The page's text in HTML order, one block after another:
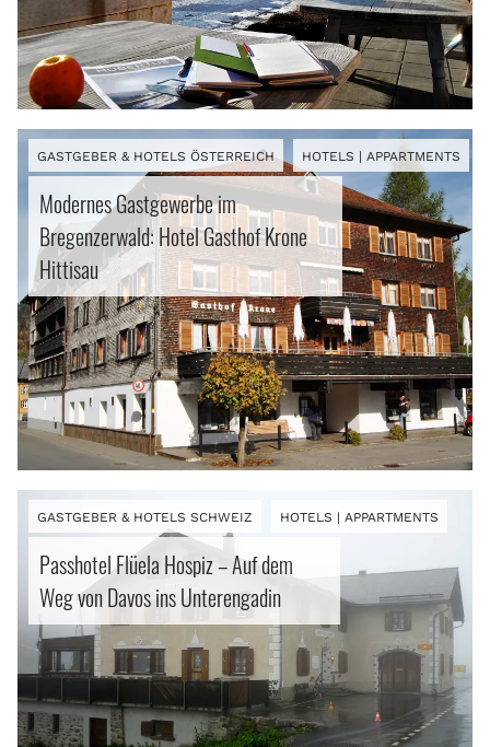
GASTGEBER & HOTELS ÖSTERREICH HOTELS | APPARTMENTS
Modernes Gastgewerbe im
Bregenzerwald: Hotel Gasthof Krone
Hittisau
GASTGEBER & HOTELS SCHWEIZ HOTELS | APPARTMENTS
Passhotel Flüela Hospiz – Auf dem
Weg von Davos ins Unterengadin